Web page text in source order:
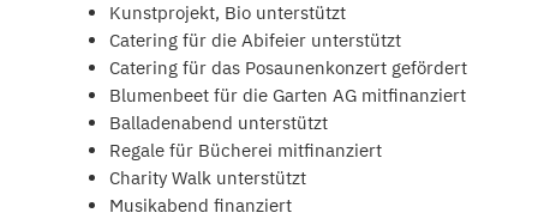
Kunstprojekt, Bio unterstützt
Catering für die Abifeier unterstützt
Catering für das Posaunenkonzert gefördert
Blumenbeet für die Garten AG mitfinanziert
Balladenabend unterstützt
Regale für Bücherei mitfinanziert
Charity Walk unterstützt
Musikabend finanziert